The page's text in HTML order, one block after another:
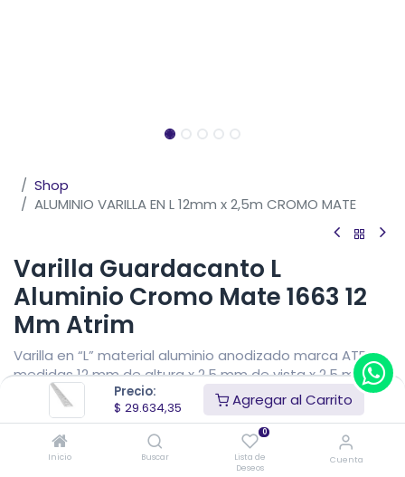
Precio:
$ 29.634,35 Agregar al Carrito
Inicio Buscar
0
Lista de
Deseos
Cuenta
Shop
ALUMINIO VARILLA EN L 12mm x 2,5m CROMO MATE
Varilla Guardacanto L
Aluminio Cromo Mate 1663 12
Mm Atrim
Varilla en “L” material aluminio anodizado marca ATRIM
medidas 12 mm de altura x 2,5 mm de vista x 2,5 metros
de largo.
$29.634,35 IVA Incluido
Precio sin impuestos nacionales 24.491,20